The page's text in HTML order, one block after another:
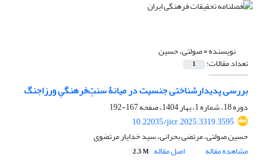
نویسنده =صولتی، حسین
تعداد مقالات: 1
بررسی پدیدارشناختی جنسیت در میانۀ سنتِ‌فرهنگیِ ورزاجنگ
دوره 18، شماره 1، بهار 1404، صفحه
167-192
10.22035/jicr.2025.3319.3595
حسین صولتی، مرتضی بحرانی، سید خدایار مرتضوی
مشاهده مقاله
اصل مقاله 2.3 M